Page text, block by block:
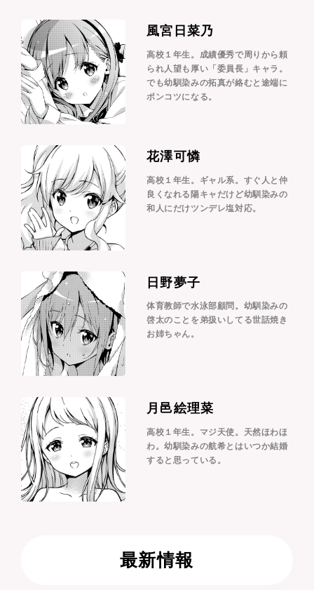
風宮日菜乃
高校１年生。成績優秀で周りから頼
られ人望も厚い「委員長」キャラ。
でも幼馴染みの拓真が絡むと途端に
ポンコツになる。
花澤可憐
高校１年生。ギャル系。すぐ人と仲
良くなれる陽キャだけど幼馴染みの
和人にだけツンデレ塩対応。
日野夢子
体育教師で水泳部顧問。幼馴染みの
啓太のことを弟扱いしてる世話焼き
お姉ちゃん。
月邑絵理菜
高校１年生。マジ天使。天然ほわほ
わ。幼馴染みの航希とはいつか結婚
すると思っている。
最新情報